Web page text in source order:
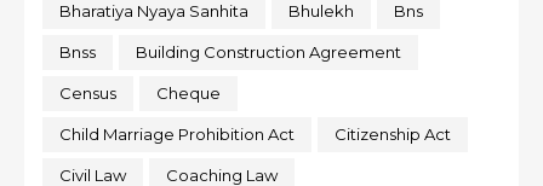
Bharatiya Nyaya Sanhita Bhulekh Bns
Bnss Building Construction Agreement
Census Cheque
Child Marriage Prohibition Act Citizenship Act
Civil Law Coaching Law